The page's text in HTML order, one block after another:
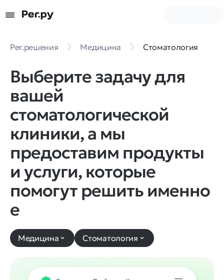
Рег.решения Медицина Стоматология
Выберите задачу для
вашей
стоматологической
клиники, а мы
предоставим продукты
и услуги, которые
помогут решить именно
е
Медицина Стоматология